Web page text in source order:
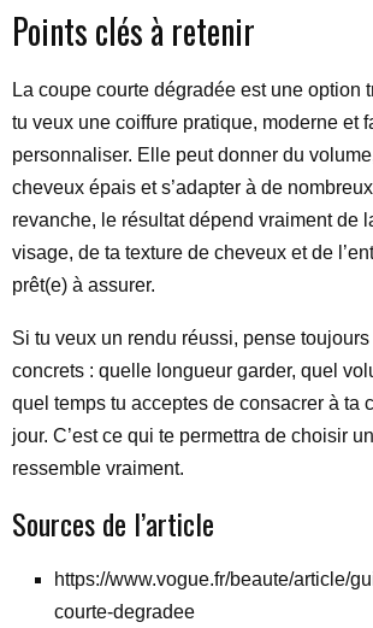
Points clés à retenir
La coupe courte dégradée est une option
tu veux une coiffure pratique, moderne et
personnaliser. Elle peut donner du
cheveux épais et s’adapter à de
revanche, le résultat dépend vraiment de
visage, de ta texture de cheveux et de
prêt(e) à assurer.
Si tu veux un rendu réussi, pense
concrets : quelle longueur garder, quel
quel temps tu acceptes de consacrer à ta
jour. C’est ce qui te permettra de choisir
ressemble vraiment.
Sources de l’article
https://www.vogue.fr/beaute/article/
courte-degradee